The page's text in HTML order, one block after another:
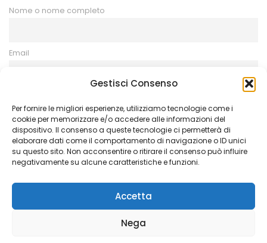
Gestisci Consenso
Per fornire le migliori esperienze, utilizziamo tecnologie come i
cookie per memorizzare e/o accedere alle informazioni del
dispositivo. Il consenso a queste tecnologie ci permetterà di
elaborare dati come il comportamento di navigazione o ID unici
su questo sito. Non acconsentire o ritirare il consenso può influire
negativamente su alcune caratteristiche e funzioni.
Accetta
Nega
Nome o nome completo
Email
Copyright © 2021 Azienda Agricola Galea – All Rights
Reserved. Gestito daCoopyleft